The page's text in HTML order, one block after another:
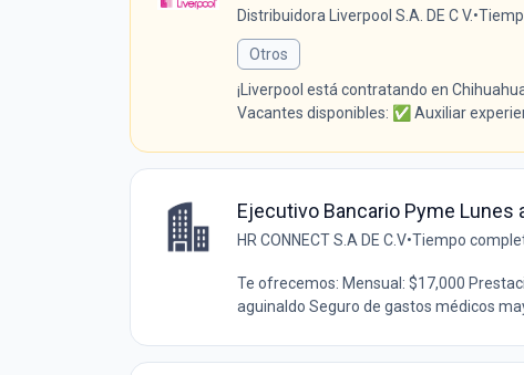
Distribuidora Liverpool S.A. DE C V.•
Otros
¡Liverpool está contratando en
Vacantes disponibles: ✅ Auxiliar
Ejecutivo Bancario Pyme Lunes
HR CONNECT S.A DE C.V•Tiempo
Te ofrecemos: Mensual: $17,000
aguinaldo Seguro de gastos médicos